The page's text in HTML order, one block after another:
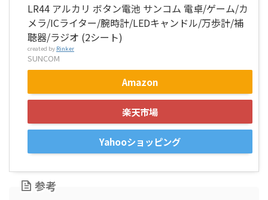
LR44 アルカリ ボタン電池 サンコム 電卓/ゲーム/カ
メラ/ICライター/腕時計/LEDキャンドル/万歩計/補
聴器/ラジオ (2シート)
created by Rinker
SUNCOM
Amazon
楽天市場
Yahooショッピング
参考